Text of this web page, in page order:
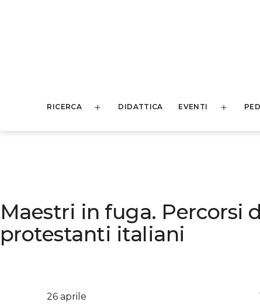
RICERCA
Apri
DIDATTICA EVENTI
Apri
Maestri in fuga.
protestanti italiani
26 aprile